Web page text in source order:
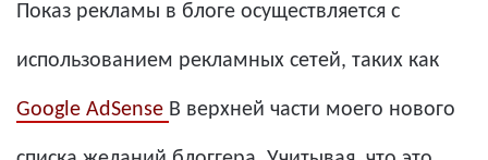
Показ рекламы в блоге осуществляется с
использованием рекламных сетей, таких как
Google AdSense В верхней части моего нового